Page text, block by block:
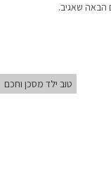
הבאה שאגיב.
טוב ילד מסכן וחכם